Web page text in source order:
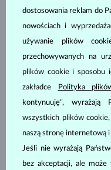
BIŻUTERIA
dostosowania reklam do
nowościach i
używanie plików
przechowywanych na
plików cookie i sposobu
zakładce
Polityka
kontynuuję",
wszystkich plików
naszą stronę internetową
Jeśli nie wyrażają
bez akceptacji, ale może